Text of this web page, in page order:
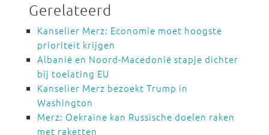
Gerelateerd
Kanselier Merz: Economie moet hoogste
prioriteit krijgen
Albanië en Noord-Macedonië stapje dichter
bij toelating EU
Kanselier Merz bezoekt Trump in
Washington
Merz: Oekraïne kan Russische doelen raken
met raketten